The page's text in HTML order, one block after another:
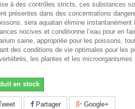
à des contrôles stricts, ces substances
présentes dans des concentrations
sera aquatan élimine instantanément
nocives et conditionne l’eau pour en
saine, appropriée pour les poissons,
des conditions de vie optimales pour les
les plantes et les microorganismes
en stock
Partager Google+